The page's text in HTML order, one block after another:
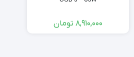
8,910,000 تومان